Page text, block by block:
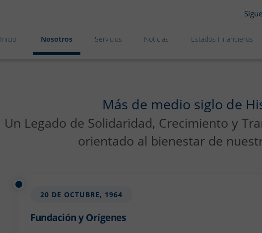
Inicio Nosotros Servicios Noticias Estados Financieros
Más de medio siglo de
Un Legado de Solidaridad, Crecimiento y
orientado al bienestar de
20 DE OCTUBRE, 1964
Fundación y Orígenes